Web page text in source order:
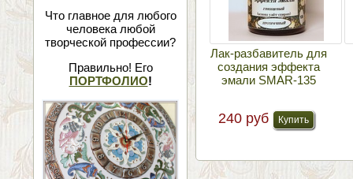
Что главное для любого
человека любой
творческой профессии?
Правильно! Его
ПОРТФОЛИО!
Лак-разбавитель для
создания эффекта
эмали SMAR-135
240 руб